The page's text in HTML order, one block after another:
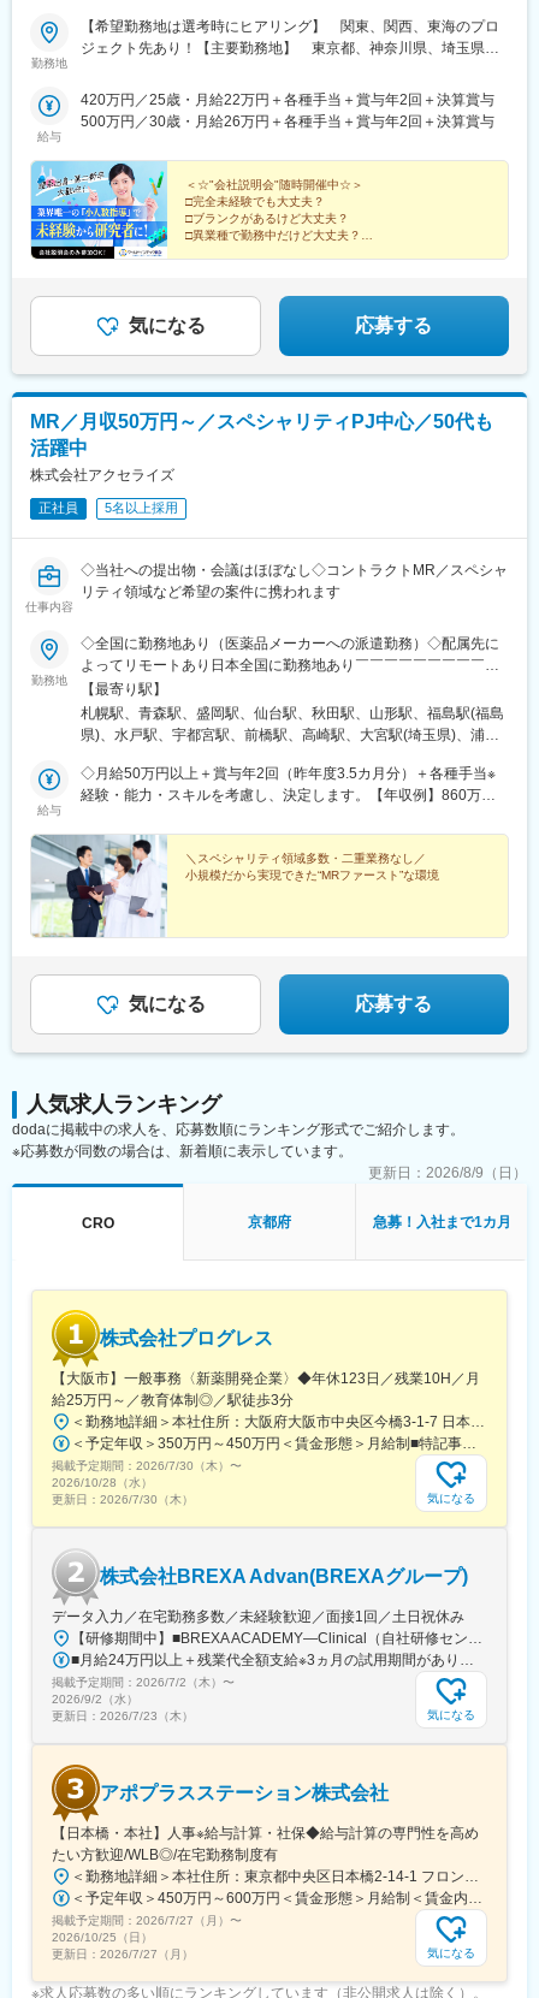
勤務地
【希望勤務地は選考時にヒアリング】 関東、関西、東海のプロ
ジェクト先あり！【主要勤務地】 東京都、神奈川県、埼玉県、
賀県、静岡県、愛知県、三重県、広島県、福岡県※住宅補助あり！
（月6万7000円まで会社補助）【配属先一例】中外製薬株式会社
中外製薬工業株式会社株式会社明治堺化学工業株式会社日本化薬
舘工場株式会社カネカ株式会社DNPファインケミカル宇都宮株式
会社中外医科学研究所東邦チタニウム株式会社高田製薬株式会社
株式会社理研ジェネシス株式会社マテリアルゲート三井化学EMS
株式会社株式会社エネコート 他＼NEW！エリア制度導入／全国
でスキルを伸ばしたい方も、好きな場所で研究をしたい方も、ご
給与
420万円／25歳・月給22万円＋各種手当＋賞与年2回＋決算賞与
500万円／30歳・月給26万円＋各種手当＋賞与年2回＋決算賞与
＜☆"会社説明会"随時開催中☆＞
□完全未経験でも大丈夫？
□ブランクがあるけど大丈夫？
□異業種で勤務中だけど大丈夫？
まずは説明だけ聞いてみたいという方も大歓迎♪
気になる 応募する
MR／月収50万円～／スペシャリティPJ中心／50代も
活躍中
株式会社アクセライズ
正社員 5名以上採用
仕事内容
◇当社への提出物・会議はほぼなし◇コントラクトMR／スペシャ
リティ領域など希望の案件に携われます
勤務地
◇全国に勤務地あり（医薬品メーカーへの派遣勤務）◇配属先に
よってリモートあり日本全国に勤務地あり￣￣￣￣￣￣￣￣￣￣
北海道から沖縄県まで…日本全国に勤務地があります。配属先に
ついては希望を最大限に考慮して決定！U・Iターン就職も大歓迎
です。
【最寄り駅】
札幌駅、青森駅、盛岡駅、仙台駅、秋田駅、山形駅、福島駅(福島
県)、水戸駅、宇都宮駅、前橋駅、高崎駅、大宮駅(埼玉県)、浦和
都)、横浜駅、京急川崎駅、新潟駅、富山駅、金沢駅、福井駅、甲
府駅、長野駅、岐阜駅、静岡駅、名古屋駅、津駅、大津駅、京都
駅、岡山駅、広島駅、山口駅(山口県)、徳島駅、高松駅(香川県)、
松山駅(愛媛県)、高知駅、博多駅、佐賀駅、長崎駅(長崎県)、熊本
駅、大分駅、宮崎駅、鹿児島中央駅前駅、さっぽろ駅、仙台駅(地
下鉄)、曽根田駅、宇都宮駅東口駅、中央前橋駅、京成千葉駅、船
橋駅、新宿駅(東京メトロ)、二重橋前駅、三越前駅、新高島駅、川
古屋駅、上栄町駅、西梅田駅、ハーバーランド駅、田中口駅、岡
山駅前駅、高松築港駅、ＪＲ松山駅前駅、高知駅前駅、祇園駅(福
岡県)、長崎駅前駅、熊本駅前駅、高見橋駅、北１２条駅、あおば
通駅、東宿郷駅、栄町駅(千葉県)、京成船橋駅、新宿駅、大手町駅
(東京都)、茅場町駅、高島町駅、電鉄富山駅、福井城址大名町駅、
猴橋町駅、大手町駅(愛媛県)、高知橋駅、五島町駅、二本木口駅、
鹿児島中央駅
給与
◇月給50万円以上＋賞与年2回（昨年度3.5カ月分）＋各種手当※
経験・能力・スキルを考慮し、決定します。【年収例】860万円
700万円／30歳（月給51万円+賞与）
＼スペシャリティ領域多数・二重業務なし／
小規模だから実現できた“MRファースト”な環境
気になる 応募する
人気求人ランキング
dodaに掲載中の求人を、応募数順にランキング形式でご紹介します。
※応募数が同数の場合は、新着順に表示しています。
更新日： 2026/8/9（日）
CRO 京都府 急募！入社まで1カ月
株式会社プログレス
【大阪市】一般事務〈新薬開発企業〉◆年休123日／残業10H／月
給25万円～／教育体制◎／駅徒歩3分
掲載予定期間： 2026/7/30（木） 〜
2026/10/28（水）
更新日： 2026/7/30（木） 気になる
株式会社BREXA Advan(BREXAグループ)
データ入力／在宅勤務多数／未経験歓迎／面接1回／土日祝休み
掲載予定期間： 2026/7/2（木） 〜
2026/9/2（水）
更新日： 2026/7/23（木） 気になる
アポプラスステーション株式会社
【日本橋・本社】人事※給与計算・社保◆給与計算の専門性を高め
たい方歓迎/WLB◎/在宅勤務制度有
掲載予定期間： 2026/7/27（月） 〜
2026/10/25（日）
更新日： 2026/7/27（月） 気になる
※求人応募数の多い順にランキングしています（非公開求人は除く）。